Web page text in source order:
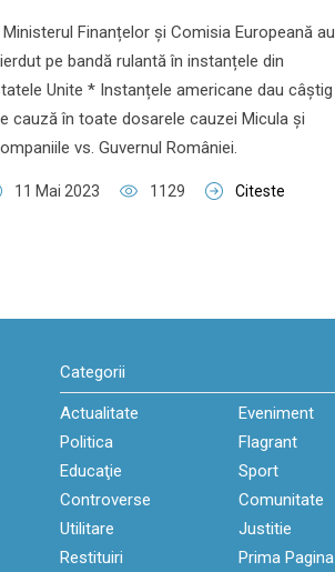
Finanțelor și Comisia Europeană au
pe bandă rulantă în instanțele din
Unite * Instanțele americane dau câștig
cauză în toate dosarele cauzei Micula și
vs. Guvernul României.
11 Mai 2023 1129 Citeste
Categorii
Actualitate Eveniment
Politica
Flagrant
Educaţie
Sport
Controverse
Comunitate
Utilitare
Justitie
Restituiri
Prima Pagina